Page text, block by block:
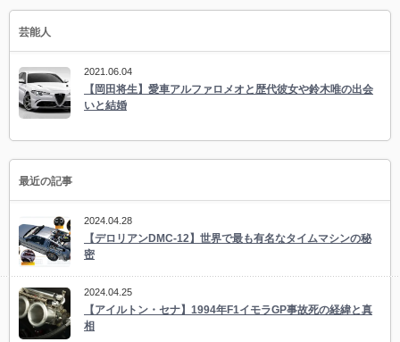
芸能人
2021.06.04
【岡田将生】愛車アルファロメオと歴代彼女や鈴木唯の出会
いと結婚
最近の記事
2024.04.28
【デロリアンDMC-12】世界で最も有名なタイムマシンの秘
密
2024.04.25
【アイルトン・セナ】1994年F1イモラGP事故死の経緯と真
相